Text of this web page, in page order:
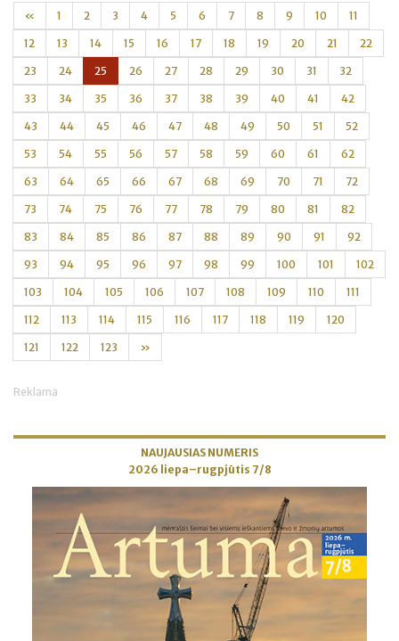
« 1 2 3 4 5 6 7 8 9 10 11
12 13 14 15 16 17 18 19 20 21 22
23 24 25 26 27 28 29 30 31 32
33 34 35 36 37 38 39 40 41 42
43 44 45 46 47 48 49 50 51 52
53 54 55 56 57 58 59 60 61 62
63 64 65 66 67 68 69 70 71 72
73 74 75 76 77 78 79 80 81 82
83 84 85 86 87 88 89 90 91 92
93 94 95 96 97 98 99 100 101 102
103 104 105 106 107 108 109 110 111
112 113 114 115 116 117 118 119 120
121 122 123 »
Reklama
NAUJAUSIAS NUMERIS
2026 liepa–rugpjūtis 7/8